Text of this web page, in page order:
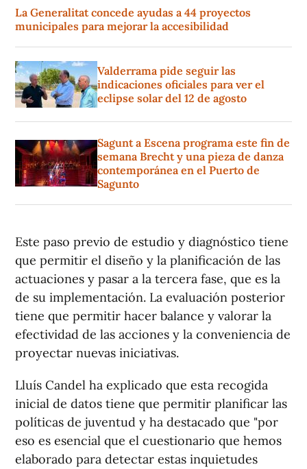
La Generalitat concede ayudas a 44 proyectos
municipales para mejorar la accesibilidad
Valderrama pide seguir las
indicaciones oficiales para ver el
eclipse solar del 12 de agosto
Sagunt a Escena programa este fin de
semana Brecht y una pieza de danza
contemporánea en el Puerto de
Sagunto
Este paso previo de estudio y diagnóstico tiene
que permitir el diseño y la planificación de las
actuaciones y pasar a la tercera fase, que es la
de su implementación. La evaluación posterior
tiene que permitir hacer balance y valorar la
efectividad de las acciones y la conveniencia de
proyectar nuevas iniciativas.
Lluís Candel ha explicado que esta recogida
inicial de datos tiene que permitir planificar las
políticas de juventud y ha destacado que "por
eso es esencial que el cuestionario que hemos
elaborado para detectar estas inquietudes